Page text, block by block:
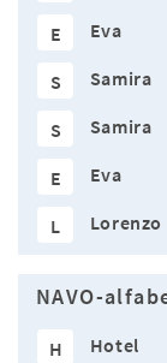
E Eva
S Samira
S Samira
E Eva
L Lorenzo
NAVO-
H Hotel